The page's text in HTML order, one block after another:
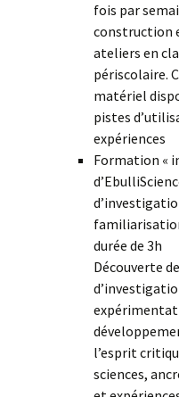
fois par
construction
ateliers en
périscolaire.
matériel
pistes
expériences
Formation «
durée de 3h
Découverte
l’esprit
sciences,